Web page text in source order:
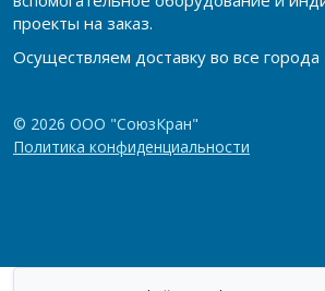
проекты на заказ.
Осуществляем доставку во все города
© 2026 ООО "СоюзКран"
Политика конфиденциальности